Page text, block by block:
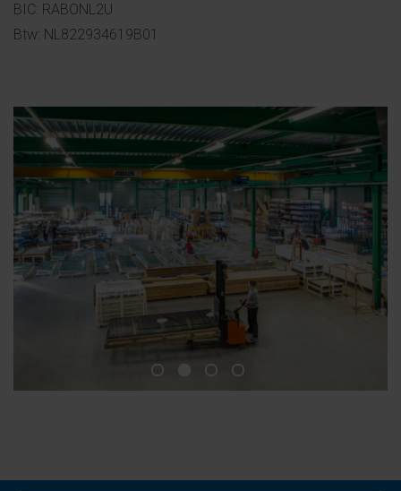
BIC: RABONL2U
Btw: NL822934619B01